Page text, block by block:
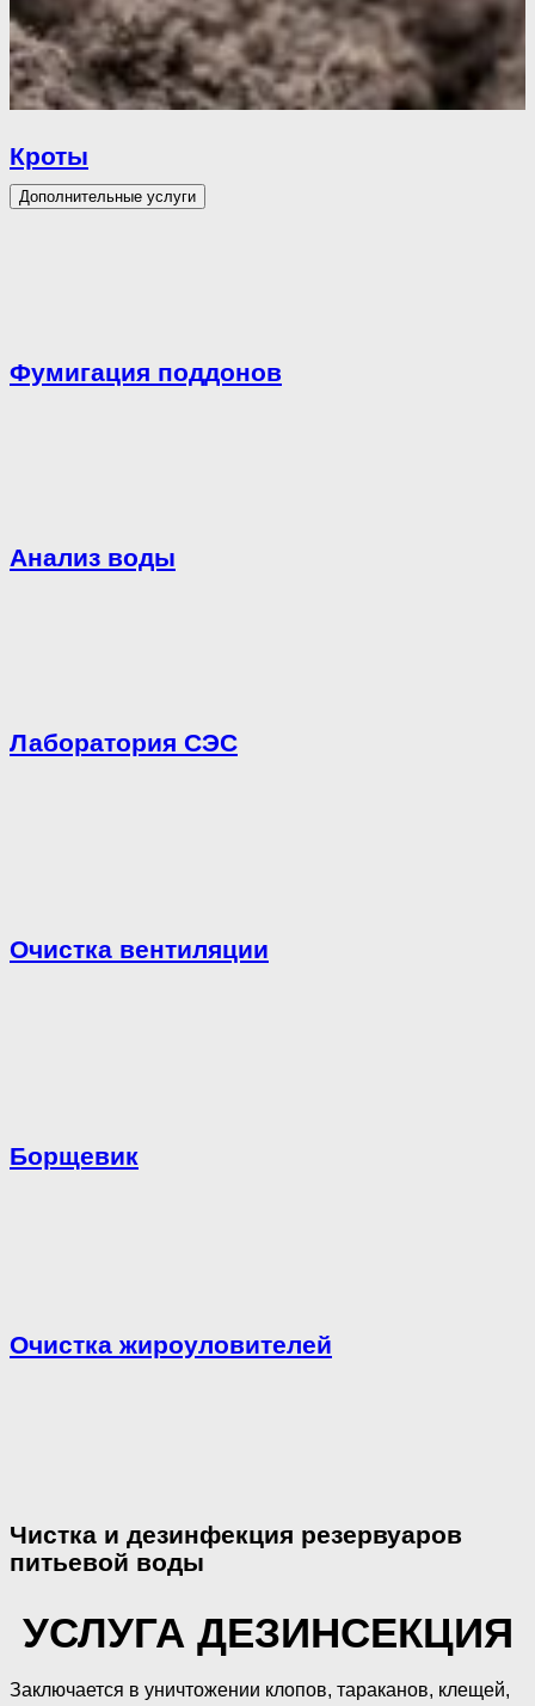
Кроты
Дополнительные услуги
Фумигация поддонов
Анализ воды
Лаборатория СЭС
Очистка вентиляции
Борщевик
Очистка жироуловителей
Чистка и дезинфекция резервуаров
питьевой воды
УСЛУГА ДЕЗИНСЕКЦИЯ
Заключается в уничтожении клопов, тараканов, клещей,